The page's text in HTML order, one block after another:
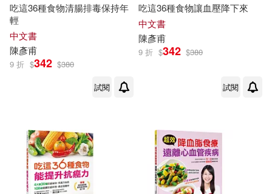
吃這36種食物清腸排毒保持年
輕
中文書
陳彥甫
9 折 $342 $380
試閱
吃這36種食物讓血壓降下來
中文書
陳彥甫
9 折 $342 $380
試閱